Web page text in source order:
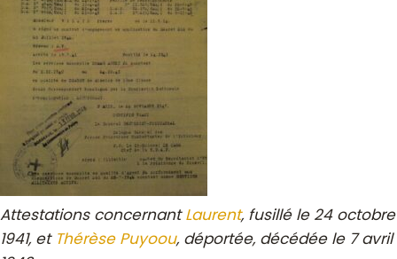
Attestations concernantLaurent, fusillé le 24 octobre
1941, et Thérèse Puyoou, déportée, décédée le 7 avril